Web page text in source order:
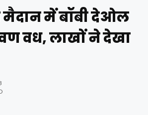
में बॉबी देओल
वध, लाखों ने देखा